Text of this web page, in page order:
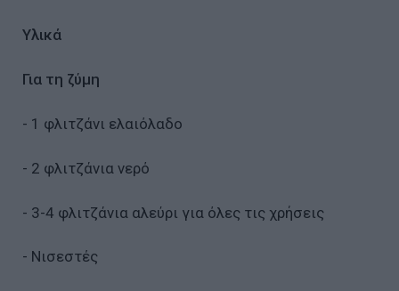
Υλικά
Για τη ζύμη
- 1 φλιτζάνι ελαιόλαδο
- 2 φλιτζάνια νερό
- 3-4 φλιτζάνια αλεύρι για όλες τις χρήσεις
- Νισεστές